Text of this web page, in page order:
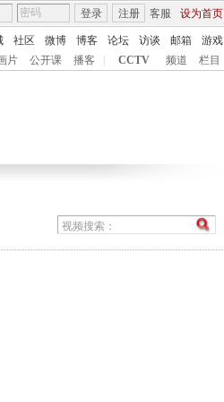
客服 设为首页
登录 注册
社区 微博 博客 论坛 访谈 邮箱
游戏
片
公开课 播客 CCTV 频道 栏目